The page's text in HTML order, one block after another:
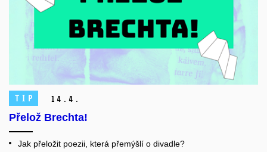
TIP 14. 4.
Přelož Brechta!
Jak přeložit poezii, která přemýšlí o divadle?